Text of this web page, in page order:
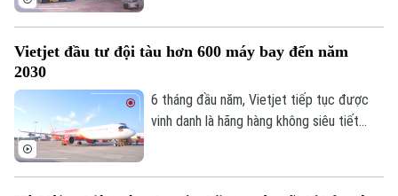
Thời trang
Âm nhạc
các bãi đỗ ô tô.
Vietjet đầu tư đội tàu hơn 600 máy bay đến năm
2030
6 tháng đầu năm, Vietjet tiếp tục được
vinh danh là hãng hàng không siêu tiết